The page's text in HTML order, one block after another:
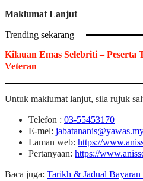
Maklumat Lanjut
Trending sekarang
Kilauan Emas Selebriti –
Veteran
Untuk maklumat lanjut, sila rujuk
Telefon : 03-55453170
E-mel:
Laman web: https://
Pertanyaan: https://
Baca juga: Tarikh & Jadual